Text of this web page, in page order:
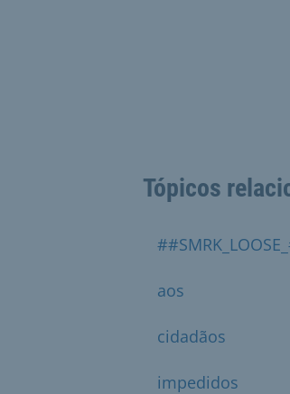
Tópicos
aos
cidadãos
impedidos